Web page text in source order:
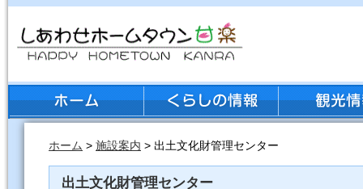
ホーム > 施設案内 > 出土文化財管理センター
出土文化財管理センター